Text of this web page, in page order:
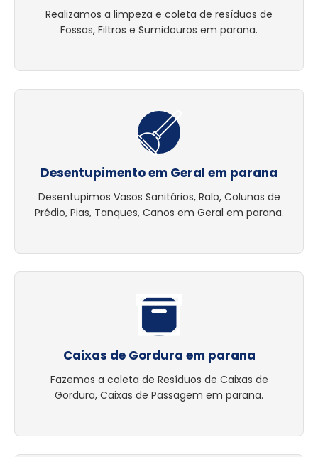
Realizamos a limpeza e coleta de resíduos de
Fossas, Filtros e Sumidouros em parana.
Desentupimento em Geral em parana
Desentupimos Vasos Sanitários, Ralo, Colunas de
Prédio, Pias, Tanques, Canos em Geral em parana.
Caixas de Gordura em parana
Fazemos a coleta de Resíduos de Caixas de
Gordura, Caixas de Passagem em parana.